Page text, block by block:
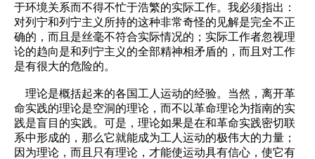
于环境关系而不得不忙于浩繁的实际工作。我必须指出：
对列宁和列宁主义所持的这种非常奇怪的见解是完全不正
确的，而且是丝毫不符合实际情况的；实际工作者忽视理
论的趋向是和列宁主义的全部精神相矛盾的，而且对工作
是有很大的危险的。
理论是概括起来的各国工人运动的经验。当然，离开革
命实践的理论是空洞的理论，而不以革命理论为指南的实
践是盲目的实践。可是，理论如果是在和革命实践密切联
系中形成的，那么它就能成为工人运动的极伟大的力量；
因为理论，而且只有理论，才能使运动具有信心，使它有